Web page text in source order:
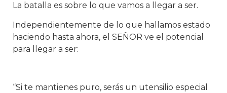
La batalla es sobre lo que vamos a llegar a ser.
Independientemente de lo que hallamos estado
haciendo hasta ahora, el SEÑOR ve el potencial
para llegar a ser:
“Si te mantienes puro, serás un utensilio especial